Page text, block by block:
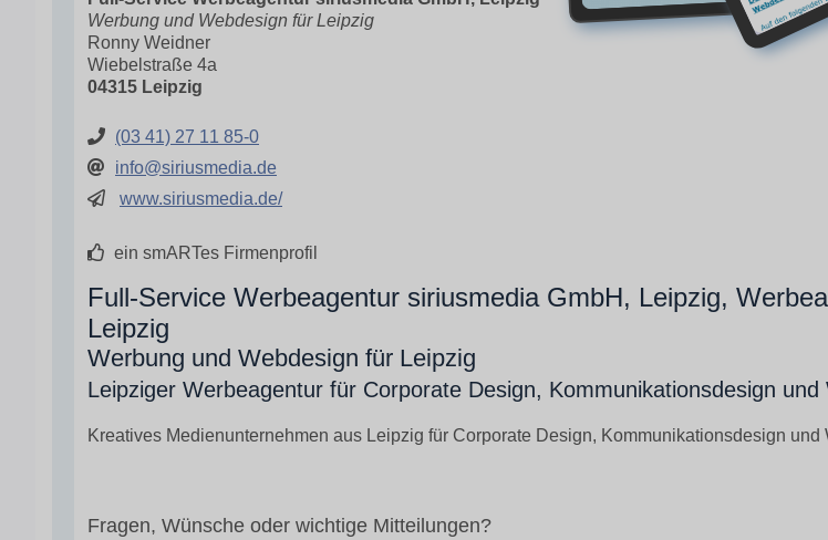
Werbung und Webdesign für Leipzig
Ronny Weidner
Wiebelstraße 4a
04315 Leipzig
(03 41) 27 11 85-0
info@siriusmedia.de
www.siriusmedia.de/
ein smARTes Firmenprofil
Full-Service Werbeagentur siriusmedia GmbH, Leipzig,
Leipzig
Werbung und Webdesign für Leipzig
Leipziger Werbeagentur für Corporate Design, Kommunikationsdesign und
Kreatives Medienunternehmen aus Leipzig für Corporate Design, Kommunikationsdesign und
Fragen, Wünsche oder wichtige Mitteilungen?